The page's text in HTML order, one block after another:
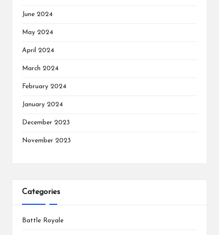
June 2024
May 2024
April 2024
March 2024
February 2024
January 2024
December 2023
November 2023
Categories
Battle Royale